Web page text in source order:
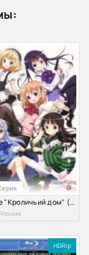
Кафе "Кроличьий дом" (2014)
HDRip